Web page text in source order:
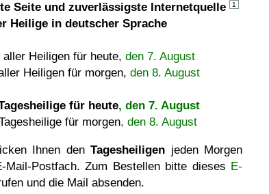
Seite und zuverlässigste Internetquelle
1
Heilige in deutscher Sprache
aller Heiligen für heute, den 7. August
Heiligen für morgen, den 8. August
für heute, den 7. August
für morgen, den 8. August
Ihnen denTagesheiligen jeden Morgen
Postfach. Zum Bestellen bitte dieses E-
und die Mail absenden.